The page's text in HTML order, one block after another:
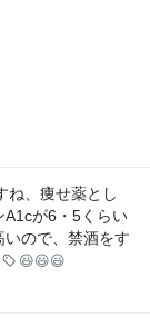
ね、痩せ薬とし
A1cが6・5くらい
ので、禁酒をす
😃😃😃